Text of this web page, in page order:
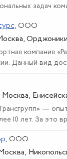
задач
, ООО
Москва,
компания
Данный вид
Москва,
—
10 лет. За это
, ООО
Москва,